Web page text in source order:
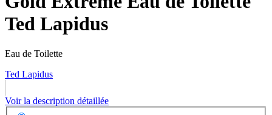
Ted Lapidus
Eau de Toilette
Ted Lapidus
Voir la description détaillée